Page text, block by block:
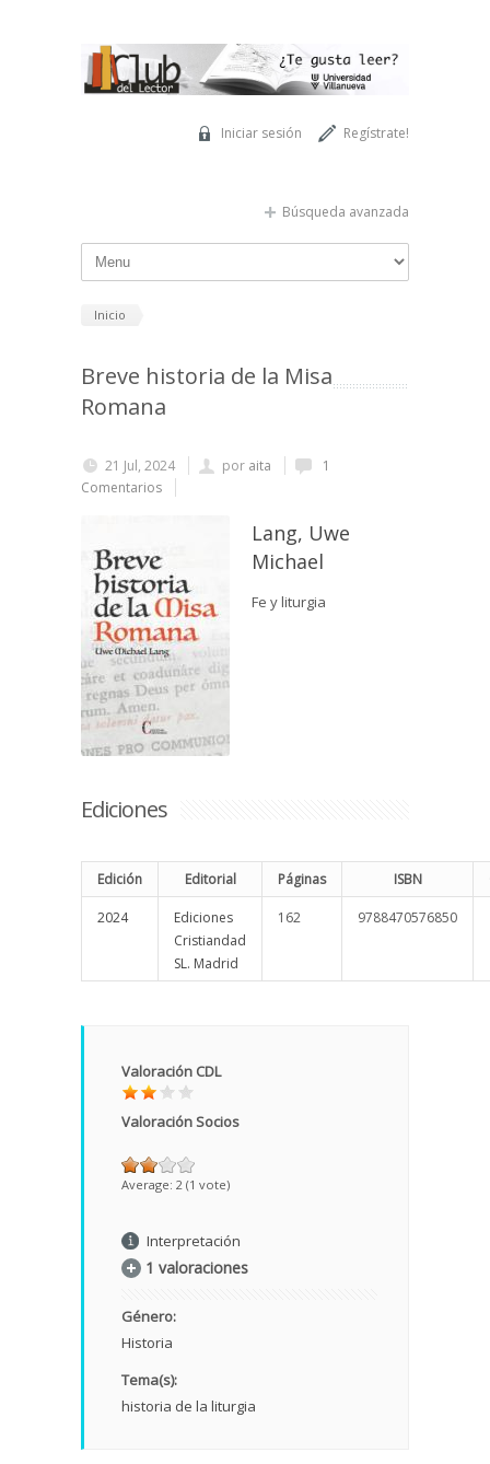
Regístrate!
Iniciar sesión
Búsqueda avanzada
Inicio
Breve historia de la Misa
Romana
21 Jul, 2024 por aita
1
Comentarios
Lang, Uwe
Michael
Fe y liturgia
Ediciones
Edición Editorial Páginas ISBN
2024
Ediciones
Cristiandad
SL. Madrid
162 9788470576850
Valoración CDL
Valoración Socios
Average: 2 (1 vote)
Interpretación
1 valoraciones
Género:
Historia
Tema(s):
historia de la liturgia